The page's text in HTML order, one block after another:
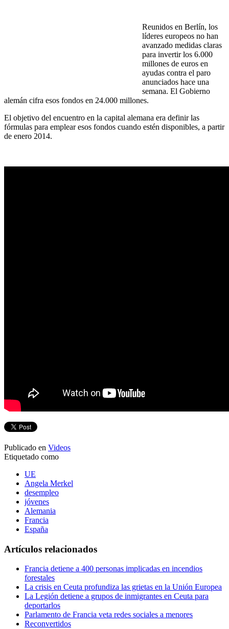
Reunidos en Berlín, los
líderes europeos no han
avanzado medidas claras
para invertir los 6.000
millones de euros en
ayudas contra el paro
anunciados hace una
semana. El Gobierno
alemán cifra esos fondos en 24.000 millones.
El objetivo del encuentro en la capital alemana era definir las
fórmulas para emplear esos fondos cuando estén disponibles, a partir
de enero 2014.
Publicado en Videos
Etiquetado como
UE
Angela Merkel
desempleo
jóvenes
Alemania
Francia
España
Artículos relacionados
Francia detiene a 400 personas implicadas en incendios
forestales
La crisis en Ceuta profundiza las grietas en la Unión Europea
La Legión detiene a grupos de inmigrantes en Ceuta para
deportarlos
Parlamento de Francia veta redes sociales a menores
Reconvertidos